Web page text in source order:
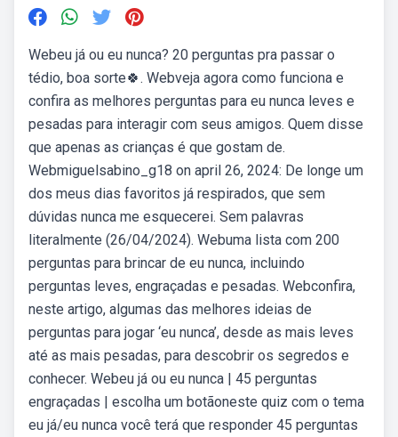
Webeu já ou eu nunca? 20 perguntas pra passar o
tédio, boa sorte🍀. Webveja agora como funciona e
confira as melhores perguntas para eu nunca leves e
pesadas para interagir com seus amigos. Quem disse
que apenas as crianças é que gostam de.
Webmiguelsabino_g18 on april 26, 2024: De longe um
dos meus dias favoritos já respirados, que sem
dúvidas nunca me esquecerei. Sem palavras
literalmente (26/04/2024). Webuma lista com 200
perguntas para brincar de eu nunca, incluindo
perguntas leves, engraçadas e pesadas. Webconfira,
neste artigo, algumas das melhores ideias de
perguntas para jogar ‘eu nunca’, desde as mais leves
até as mais pesadas, para descobrir os segredos e
conhecer. Webeu já ou eu nunca | 45 perguntas
engraçadas | escolha um botãoneste quiz com o tema
eu já/eu nunca você terá que responder 45 perguntas